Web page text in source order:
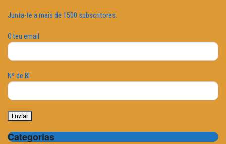
Junta-te a mais de 1500 subscritores.
O teu email
Nº de BI
Categorias